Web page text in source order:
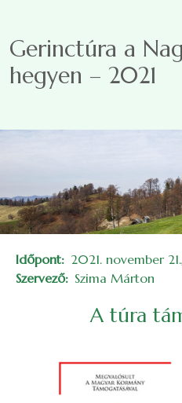
Gerinctúra a
hegyen – 2021
Időpont
2021. november
Szervező
Szima Márton
A túra